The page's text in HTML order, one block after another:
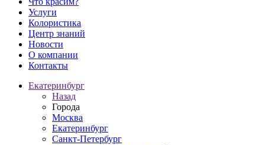
Услуги
Колористика
Центр знаний
Новости
О компании
Контакты
Екатеринбург
Назад
Города
Москва
Екатеринбург
Санкт-Петербург